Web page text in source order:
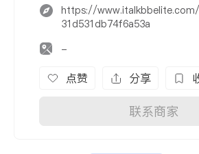
https://
31d531db74f6a53a
-
点赞 分享
联系商家